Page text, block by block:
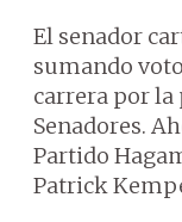
El senador
sumando
carrera por la
Senadores.
Partido
Patrick